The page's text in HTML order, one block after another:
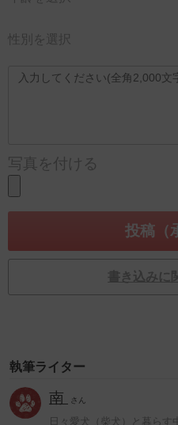
性別を選択
写真を付ける
書き込みに
執筆ライター
南 さん
日々愛犬（柴犬）と暮らす